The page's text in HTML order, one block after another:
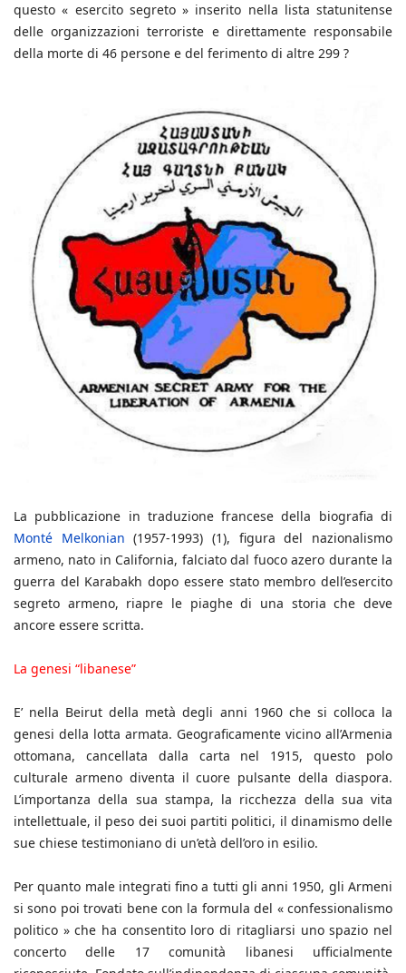
questo « esercito segreto » inserito nella lista statunitense
delle organizzazioni terroriste e direttamente responsabile
della morte di 46 persone e del ferimento di altre 299 ?
La pubblicazione in traduzione francese della biografia di
Monté Melkonian (1957-1993) (1), figura del nazionalismo
armeno, nato in California, falciato dal fuoco azero durante la
guerra del Karabakh dopo essere stato membro dell’esercito
segreto armeno, riapre le piaghe di una storia che deve
ancore essere scritta.
La genesi “libanese”
E’ nella Beirut della metà degli anni 1960 che si colloca la
genesi della lotta armata. Geograficamente vicino all’Armenia
ottomana, cancellata dalla carta nel 1915, questo polo
culturale armeno diventa il cuore pulsante della diaspora.
L’importanza della sua stampa, la ricchezza della sua vita
intellettuale, il peso dei suoi partiti politici, il dinamismo delle
sue chiese testimoniano di un’età dell’oro in esilio.
Per quanto male integrati fino a tutti gli anni 1950, gli Armeni
si sono poi trovati bene con la formula del « confessionalismo
politico » che ha consentito loro di ritagliarsi uno spazio nel
concerto delle 17 comunità libanesi ufficialmente